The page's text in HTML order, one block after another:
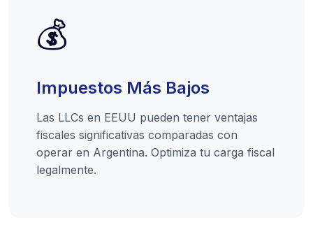
💰
Impuestos Más Bajos
Las LLCs en EEUU pueden tener ventajas
fiscales significativas comparadas con
operar en Argentina. Optimiza tu carga fiscal
legalmente.